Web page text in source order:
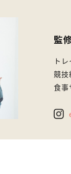
監
ト
競技
食事